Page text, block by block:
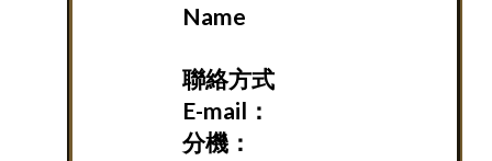
Name
聯絡方式
E-mail：
分機：